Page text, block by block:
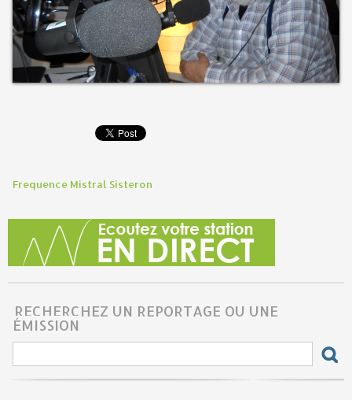
Frequence Mistral Sisteron
RECHERCHEZ UN REPORTAGE OU UNE
ÉMISSION